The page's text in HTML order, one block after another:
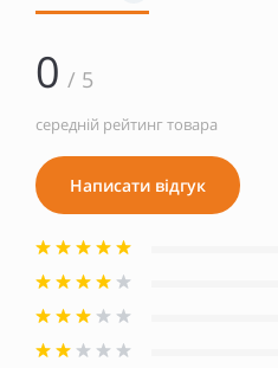
0 / 5
середній рейтинг товара
Написати відгук